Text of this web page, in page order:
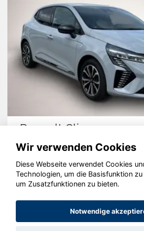
Renault Clio
© konjunkturmotor.de GmbH
Wir verwenden Cookies
Diese Webseite verwendet Cookies
Technologien, um die Basisfunktion
um Zusatzfunktionen zu bieten.
Notwendige